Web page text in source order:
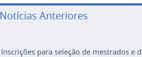
Notícias Anteriores
Inscrições para seleção de mestrados